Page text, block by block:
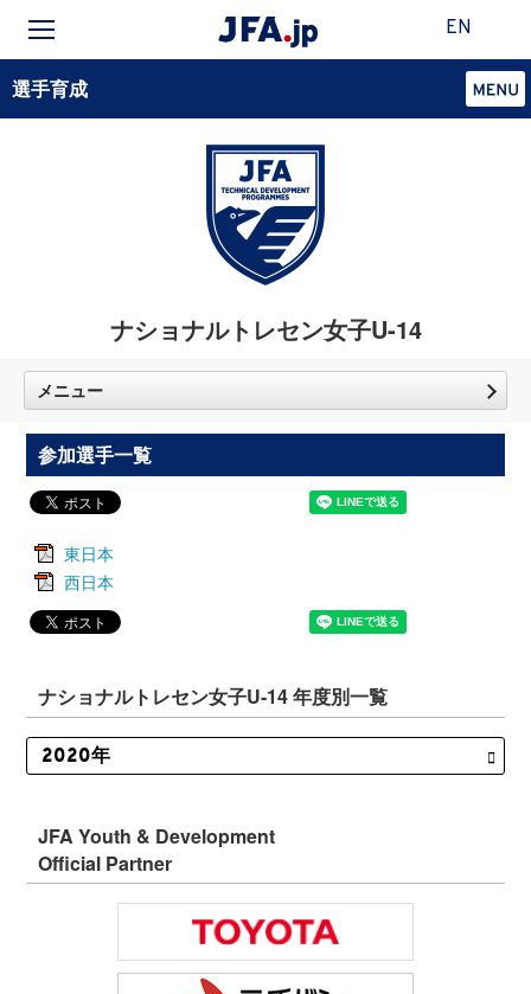
EN
選手育成
ナショナルトレセン女子U-14
メニュー
参加選手一覧
東日本
西日本
ナショナルトレセン女子U-14 年度別一覧
JFA Youth & Development
Official Partner